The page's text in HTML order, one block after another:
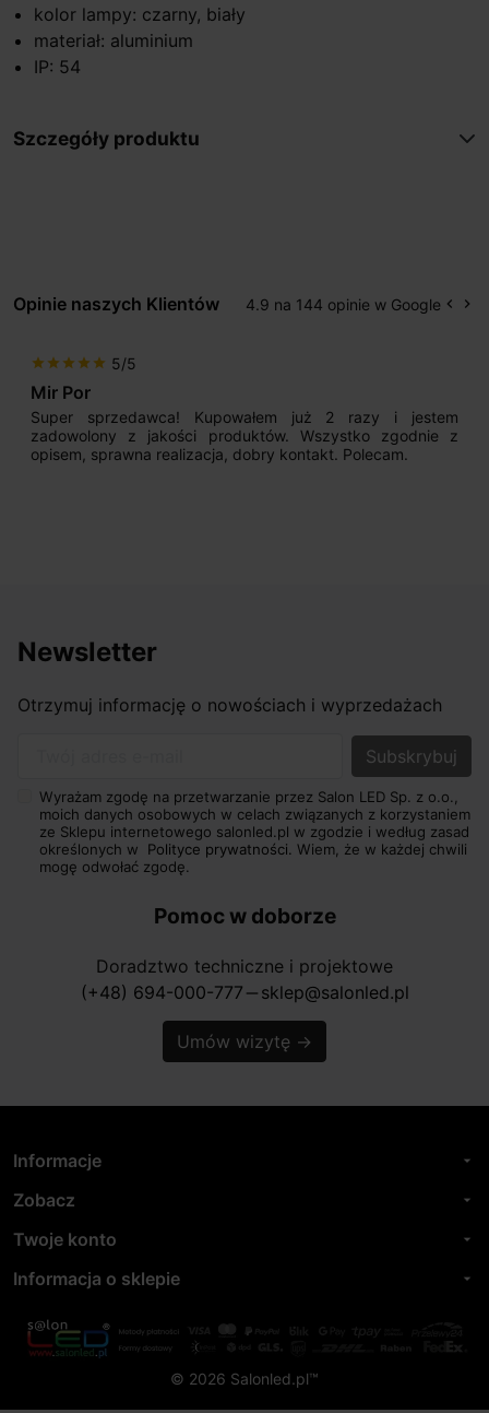
kolor lampy: czarny, biały
materiał: aluminium
IP: 54
Szczegóły produktu
Opinie naszych Klientów 4.9 na 144 opinie w Google keyboard_arrow_left keyboard_arrow_right
star star star star star 5/5
Mir Por
Super sprzedawca! Kupowałem już 2 razy i jestem
zadowolony z jakości produktów. Wszystko zgodnie z
opisem, sprawna realizacja, dobry kontakt. Polecam.
Newsletter
Otrzymuj informację o nowościach i wyprzedażach
Wyrażam zgodę na przetwarzanie przez Salon LED Sp. z o.o.,
moich danych osobowych w celach związanych z korzystaniem
ze Sklepu internetowego salonled.pl w zgodzie i według zasad
określonych w Polityce prywatności. Wiem, że w każdej chwili
mogę odwołać zgodę.
Pomoc w doborze
Doradztwo techniczne i projektowe
(+48) 694-000-777 horizontal_rule sklep@salonled.pl
Umów wizytę →
Informacje arrow_drop_down
Zobacz arrow_drop_down
Twoje konto arrow_drop_down
Informacja o sklepie arrow_drop_down
© 2026 Salonled.pl™